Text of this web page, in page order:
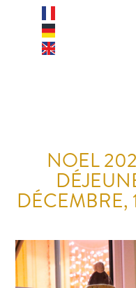
NOEL
DÉCEMBRE,